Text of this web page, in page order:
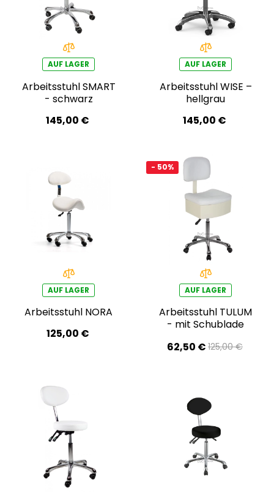
AUF LAGER
Arbeitsstuhl SMART
- schwarz
145,00 €
AUF LAGER
Arbeitsstuhl WISE –
hellgrau
145,00 €
AUF LAGER
Arbeitsstuhl NORA
125,00 €
- 50%
AUF LAGER
Arbeitsstuhl TULUM
- mit Schublade
62,50 € 125,00 €